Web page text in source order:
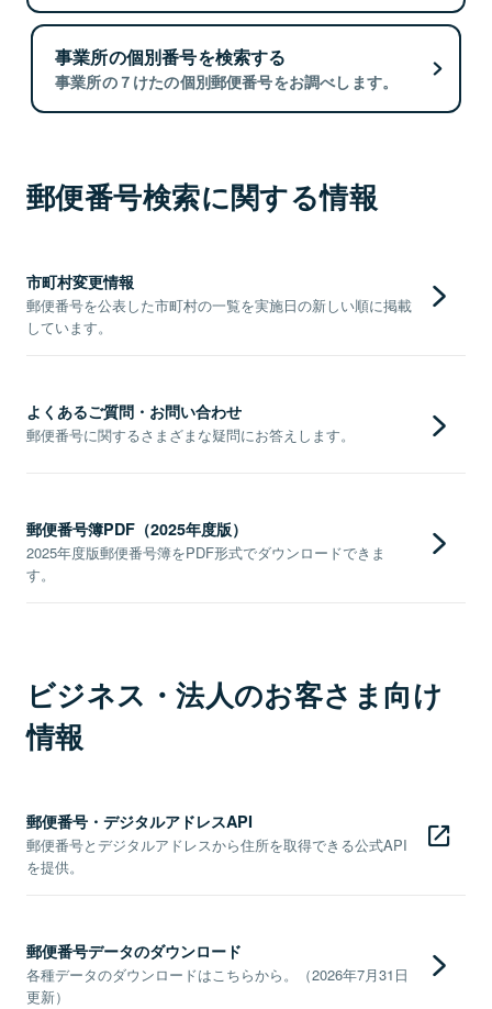
事業所の個別番号を検索する
事業所の７けたの個別郵便番号をお調べします。
郵便番号検索に関する情報
市町村変更情報
郵便番号を公表した市町村の一覧を実施日の新しい順に掲載
しています。
よくあるご質問・お問い合わせ
郵便番号に関するさまざまな疑問にお答えします。
郵便番号簿PDF（2025年度版）
2025年度版郵便番号簿をPDF形式でダウンロードできま
す。
ビジネス・法人のお客さま向け
情報
郵便番号・デジタルアドレスAPI
郵便番号とデジタルアドレスから住所を取得できる公式API
を提供。
郵便番号データのダウンロード
各種データのダウンロードはこちらから。（2026年7月31日
更新）